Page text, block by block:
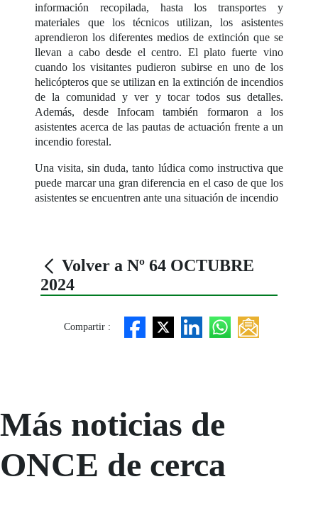
información recopilada, hasta los transportes y
materiales que los técnicos utilizan, los asistentes
aprendieron los diferentes medios de extinción que se
llevan a cabo desde el centro. El plato fuerte vino
cuando los visitantes pudieron subirse en uno de los
helicópteros que se utilizan en la extinción de incendios
de la comunidad y ver y tocar todos sus detalles.
Además, desde Infocam también formaron a los
asistentes acerca de las pautas de actuación frente a un
incendio forestal.
Una visita, sin duda, tanto lúdica como instructiva que
puede marcar una gran diferencia en el caso de que los
asistentes se encuentren ante una situación de incendio
Volver a Nº 64 OCTUBRE
2024
Compartir :
Más noticias de
ONCE de cerca